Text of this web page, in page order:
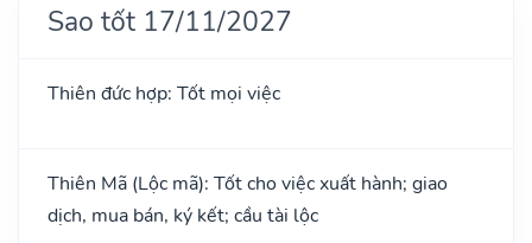
Sao tốt 17/11/2027
Thiên đức hợp: Tốt mọi việc
Thiên Mã (Lộc mã): Tốt cho việc xuất hành; giao
dịch, mua bán, ký kết; cầu tài lộc